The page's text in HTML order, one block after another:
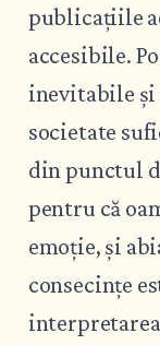
publicațiile
accesibile.
inevitabile
societate
din punctul
pentru că
emoție, și
consecințe